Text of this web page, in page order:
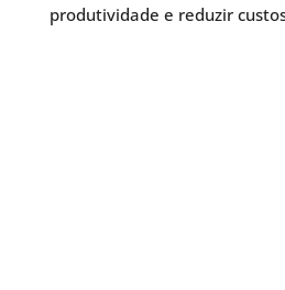
produtividade e reduzir